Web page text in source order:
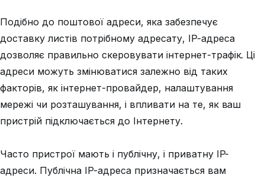
Подібно до поштової адреси, яка забезпечує
доставку листів потрібному адресату, IP-адреса
дозволяє правильно скеровувати інтернет-трафік. Ці
адреси можуть змінюватися залежно від таких
факторів, як інтернет-провайдер, налаштування
мережі чи розташування, і впливати на те, як ваш
пристрій підключається до Інтернету.
Часто пристрої мають і публічну, і приватну IP-
адреси. Публічна IP-адреса призначається вам